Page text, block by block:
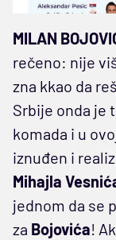
MILAN
rečeno: nije
zna kkao da
Srbije onda je
komada i u
iznuđen i
Mihajla
jednom da se
za Bojovića!